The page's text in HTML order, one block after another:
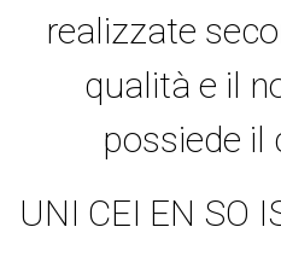
realizzate
qualità e il
possiede
UNI CEI EN SO